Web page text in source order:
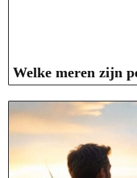
Welke meren zijn